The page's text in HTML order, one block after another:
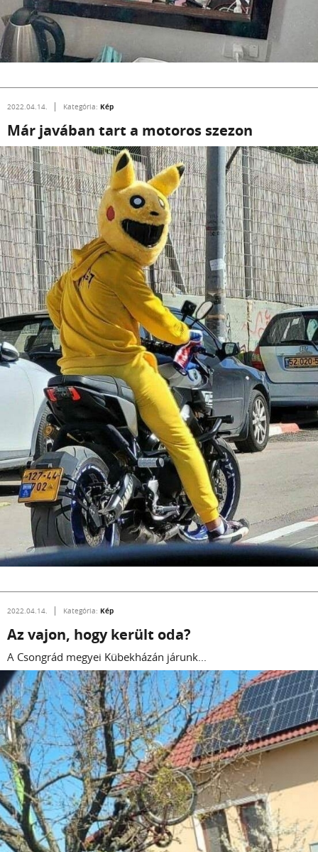
2022.04.14. Kategória: Kép
Már javában tart a motoros szezon
2022.04.14. Kategória: Kép
Az vajon, hogy került oda?
A Csongrád megyei Kübekházán járunk...